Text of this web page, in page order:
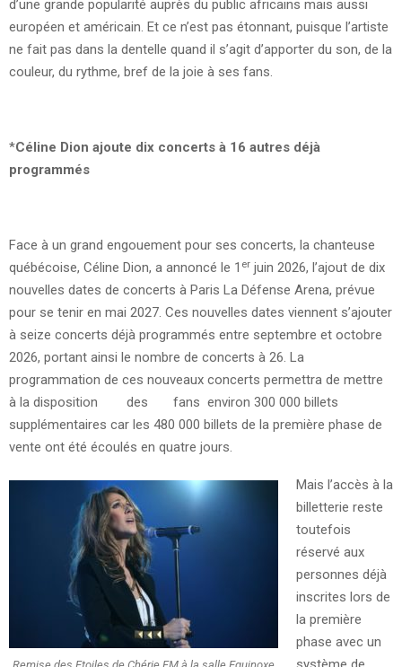
d’une grande popularité auprès du public africains mais aussi
européen et américain. Et ce n’est pas étonnant, puisque l’artiste
ne fait pas dans la dentelle quand il s’agit d’apporter du son, de la
couleur, du rythme, bref de la joie à ses fans.
*Céline Dion ajoute dix concerts à 16 autres déjà
programmés
Face à un grand engouement pour ses concerts, la chanteuse
québécoise, Céline Dion, a annoncé le 1 er juin 2026, l’ajout de dix
nouvelles dates de concerts à Paris La Défense Arena, prévue
pour se tenir en mai 2027. Ces nouvelles dates viennent s’ajouter
à seize concerts déjà programmés entre septembre et octobre
2026, portant ainsi le nombre de concerts à 26. La
programmation de ces nouveaux concerts permettra de mettre
à la disposition des fans environ 300 000 billets
supplémentaires car les 480 000 billets de la première phase de
vente ont été écoulés en quatre jours.
Mais l’accès à la
billetterie reste
toutefois
réservé aux
personnes déjà
inscrites lors de
la première
phase avec un